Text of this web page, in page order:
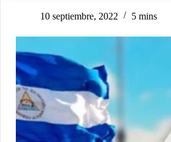
10 septiembre, 2022 5 mins